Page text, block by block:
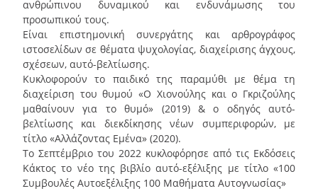
ανθρώπινου δυναμικού και ενδυνάμωσης του
προσωπικού τους.
Είναι επιστημονική συνεργάτης και αρθρογράφος
ιστοσελίδων σε θέματα ψυχολογίας, διαχείρισης άγχους,
σχέσεων, αυτό-βελτίωσης.
Κυκλοφορούν το παιδικό της παραμύθι με θέμα τη
διαχείριση του θυμού «Ο Χιονούλης και ο Γκριζούλης
μαθαίνουν για το θυμό» (2019) & ο οδηγός αυτό-
βελτίωσης και διεκδίκησης νέων συμπεριφορών, με
τίτλο «Αλλάζοντας Εμένα» (2020).
Το Σεπτέμβριο του 2022 κυκλοφόρησε από τις Εκδόσεις
Κάκτος το νέο της βιβλίο αυτό-εξέλιξης με τίτλο «100
Συμβουλές Αυτοεξέλιξης 100 Μαθήματα Αυτογνωσίας»